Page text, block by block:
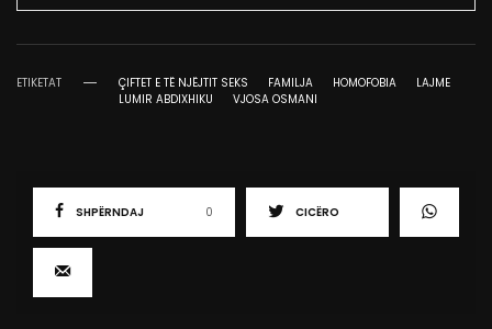
ETIKETAT ÇIFTET E TË NJËJTIT SEKS FAMILJA HOMOFOBIA
LAJME
LUMIR ABDIXHIKU
VJOSA OSMANI
SHPËRNDAJ 0 CICËRO